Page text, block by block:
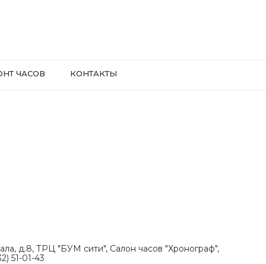
ЧАСОВ КОНТАКТЫ
д.8, ТРЦ "БУМ сити", Салон часов "Хронограф",
51-01-43